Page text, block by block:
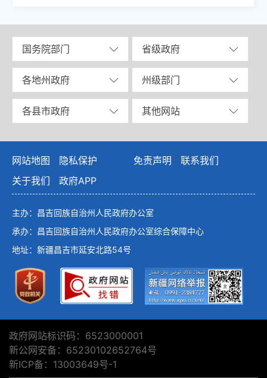
国务院部门 省级政府
各地州政府 州级部门
各县市政府 其他网站
网站地图 隐私保护 免责声明
联系我们
关于我们
政府APP
主办：昌吉回族自治州人民政府办公室
承办：昌吉回族自治州人民政府办公室综合保障中心
地址：新疆昌吉市延安北路54号
政府网站标识码：6523000001
新公网安备：65230102652764号
新ICP备：13003649号-1